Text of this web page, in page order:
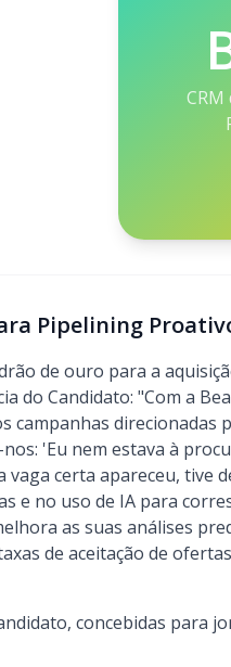
Pipelining
de ouro para a
do Candidato: "Com a
campanhas
'Eu nem estava à
certa apareceu, tive
e no uso de IA para
as suas análises
de aceitação de
concebidas para